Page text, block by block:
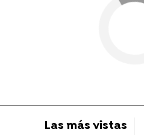
Las más vistas